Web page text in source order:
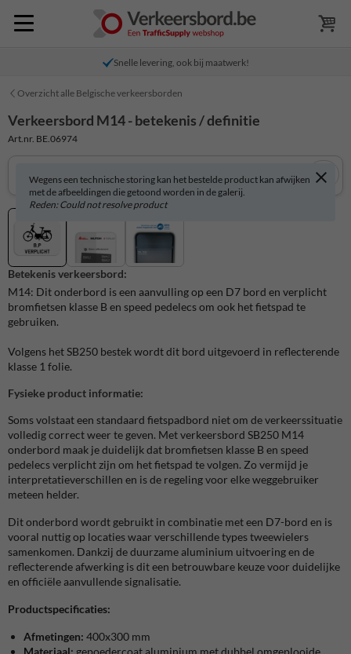
Snelle levering, ook bij maatwerk!
Overzicht alle Belgische verkeersborden
Verkeersbord M14 - betekenis / definitie
Art.nr. BE.06974
Wegens een technische storing kan het bestelde product kan afwijken
met de afbeeldingen die getoond worden in de galerij.
Reden: Could not resolve product
Betekenis verkeersbord:
M14: Dit onderbord is een aanvulling op een D7 bord en verplicht
bromfietsen klasse B en speed pedelecs om ook het fietspad te
gebruiken.
Volgens het SB250 bestek wordt dit bord uitgevoerd in reflecterende
klasse 1 folie.
Fysieke product informatie:
Soms volstaat een standaard fietspadbord niet om de verkeerssituatie
volledig correct weer te geven. Met verkeersbord SB250 M14
onderbord maak je duidelijk dat bromfietsen klasse B en speed
pedelecs verplicht zijn om het fietspad te volgen. Zo vermijd je
interpretatieverschillen en is de regeling voor elke weggebruiker
meteen helder.
Dit onderbord wordt gebruikt in combinatie met een D7-bord en is
vooral nuttig op locaties waar verschillende types tweewielers
samenkomen. Dankzij de duurzame aluminium uitvoering en de
reflecterende afwerking is dit een betrouwbare keuze voor duidelijke
en officiële aanvullende signalisatie.
Productspecificaties:
Afmetingen: 400x300 mm